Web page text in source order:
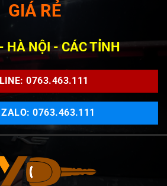
GIÁ RẺ
HÀ NỘI - CÁC TỈNH
0763.463.111
ZALO: 0763.463.111